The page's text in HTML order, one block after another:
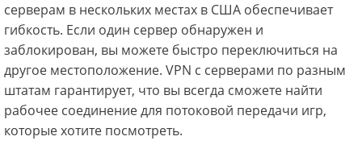
серверам в нескольких местах в США обеспечивает
гибкость. Если один сервер обнаружен и
заблокирован, вы можете быстро переключиться на
другое местоположение. VPN с серверами по разным
штатам гарантирует, что вы всегда сможете найти
рабочее соединение для потоковой передачи игр,
которые хотите посмотреть.